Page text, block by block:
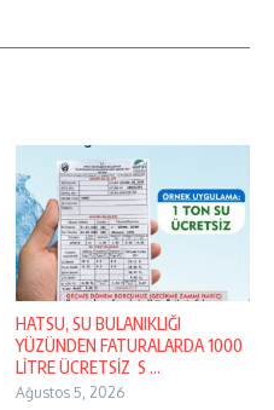
HATSU, SU BULANIKLIĞI
YÜZÜNDEN FATURALARDA 1000
LİTRE ÜCRETSİZ S ...
Ağustos 5, 2026